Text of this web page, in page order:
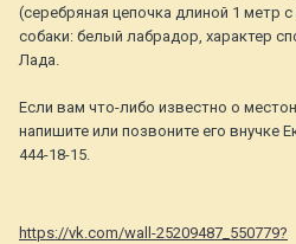
(серебряная цепочка длиной 1 метр
собаки: белый лабрадор, характер
Лада.
Если вам что-либо известно о
напишите или позвоните его внучке
444-18-15.
https://vk.com/wall-25209487_550779?